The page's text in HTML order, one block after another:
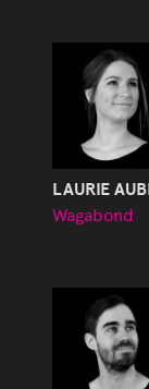
LAURIE
Wagabond